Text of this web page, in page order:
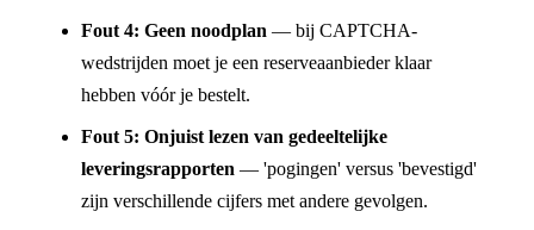
Fout 4: Geen noodplan — bij CAPTCHA-
wedstrijden moet je een reserveaanbieder klaar
hebben vóór je bestelt.
Fout 5: Onjuist lezen van gedeeltelijke
leveringsrapporten — 'pogingen' versus 'bevestigd'
zijn verschillende cijfers met andere gevolgen.